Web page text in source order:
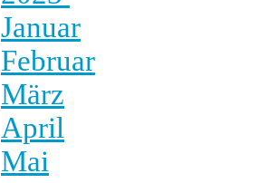
Januar
Februar
März
April
Mai